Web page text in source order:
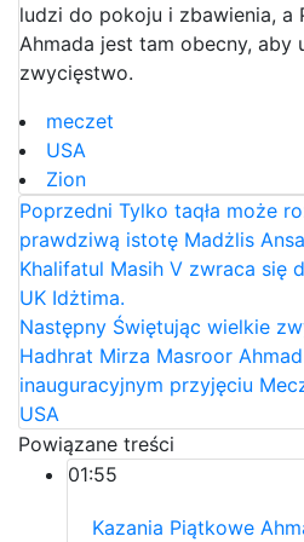
ludzi do pokoju i zbawienia, a
Ahmada jest tam obecny, aby
zwycięstwo.
meczet
USA
Zion
Poprzedni Tylko taqła może
prawdziwą istotę Madżlis
Khalifatul Masih V zwraca się
UK Idżtima.
Następny Świętując wielkie
Hadhrat Mirza Masroor
inauguracyjnym przyjęciu
USA
Powiązane treści
01:55
Kazania Piątkowe